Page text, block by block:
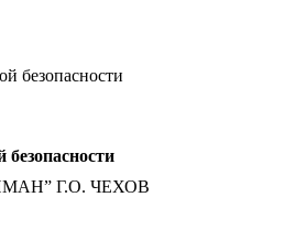
Г.О. ЧЕХОВ
безопасности